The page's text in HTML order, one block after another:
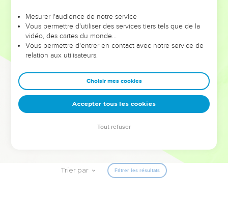
leur foi ou leur vision. Mais on voit moins les doutes, les erreurs
et les saisons difficiles qu'ils ont traversés, alors même que ce
sont elles qui les ont façonnés.
Dans cette conférence, leaders, entrepreneurs, et responsables
clés pour avancer avec plus de sagesse afin que leurs erreurs
deviennent vos tremplins. Que vous guidiez un ministère, une
équipe, un groupe ou une famille, leur expérience est faite
pour vous.
Trier par Filtrer les résultats
Mesurer l'audience de notre service
Vous permettre d'utiliser des services tiers tels que de la
vidéo, des cartes du monde…
Vous permettre d'entrer en contact avec notre service de
relation aux utilisateurs.
Choisir mes cookies
Accepter tous les cookies
Tout refuser